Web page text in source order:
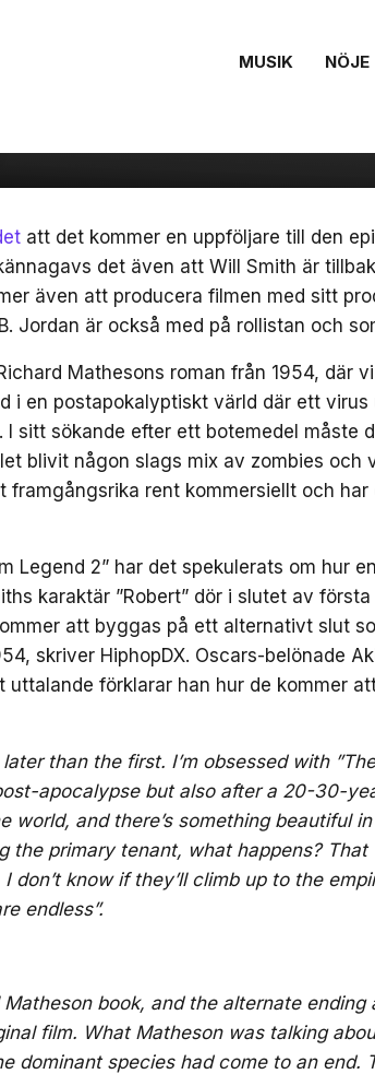
MUSIK NÖJE
detaljer om ”I Am
att det kommer en uppföljare till den
det även att Will Smith är
även att producera filmen med sitt
Jordan är också med på rollistan och
Mathesons roman från 1954, där
i en postapokalyptiskt värld där ett virus
sitt sökande efter ett botemedel måste
blivit någon slags mix av zombies och
framgångsrika rent kommersiellt och
Legend 2” har det spekulerats om hur
karaktär ”Robert” dör i slutet av
att byggas på ett alternativt slut
skriver HiphopDX. Oscars-belönade
uttalande förklarar han hur de kommer
than the first. I’m obsessed with
apocalypse but also after a 20-30-
world, and there’s something beautiful
the primary tenant, what happens? That
don’t know if they’ll climb up to the
endless”.
book, and the alternate ending
film. What Matheson was talking
dominant species had come to an end.